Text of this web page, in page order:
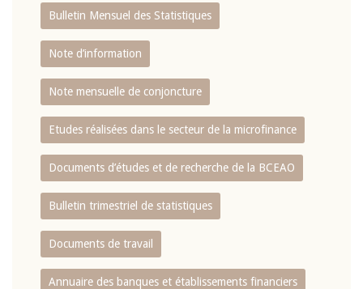
Bulletin Mensuel des Statistiques
Note d’information
Note mensuelle de conjoncture
Etudes réalisées dans le secteur de la microfinance
Documents d’études et de recherche de la BCEAO
Bulletin trimestriel de statistiques
Documents de travail
Annuaire des banques et établissements financiers